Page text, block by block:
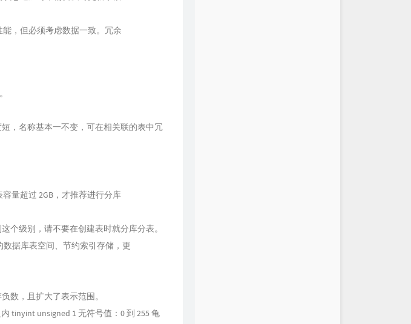
，但必须考虑数据一致。冗余
，名称基本一不变，可在相关联的表中冗
量超过 2GB，才推荐进行分库
个级别，请不要在创建表时就分库分表。
据库表空间、节约索引存储，更
数，且扩大了表示范围。
tinyint unsigned 1 无符号值：0 到 255 龟